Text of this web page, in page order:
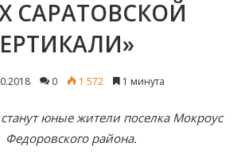
САРАТОВСКОЙ
0 1 572 1 минута
юные жители поселка Мокроус
Федоровского района.